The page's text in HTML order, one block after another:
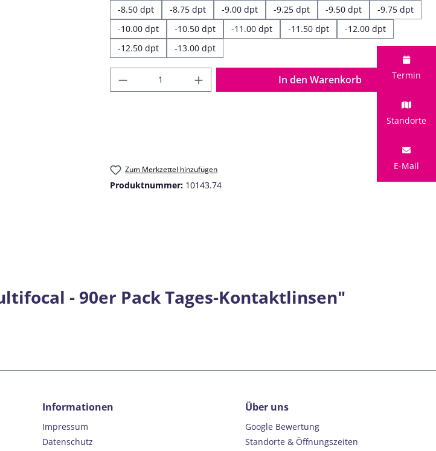
-8.50 dpt
-8.75 dpt -9.00 dpt -9.25 dpt -9.50 dpt
-9.75 dpt
-10.00 dpt
-10.50 dpt -11.00 dpt -11.50 dpt
-12.00 dpt
-12.50 dpt
-13.00 dpt
Produkt Anzahl: Gib den gewünschten Wert
In den Warenkorb
Zum Merkzettel hinzufügen
Produktnummer: 10143.74
- 90er Pack Tages-Kontaktlinsen"
Termin
Standorte
E-Mail
Informationen
Impressum
Datenschutz
Über uns
Google Bewertung
Standorte & Öffnungszeiten